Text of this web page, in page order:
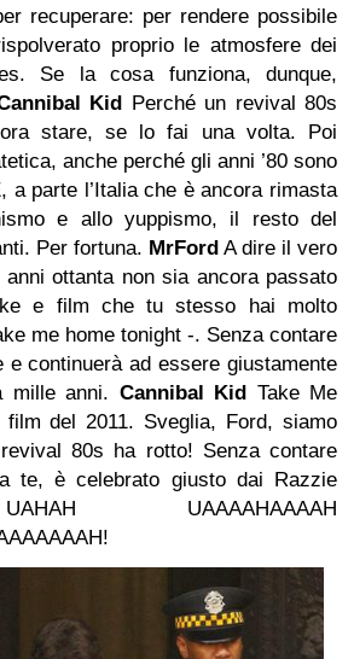
recuperare: per rendere possibile
proprio le atmosfere dei
Se la cosa funziona, dunque,
Kid Perché un revival 80s
stare, se lo fai una volta. Poi
anche perché gli anni ’80 sono
a parte l’Italia che è ancora rimasta
e allo yuppismo, il resto del
Per fortuna. MrFord A dire il vero
ottanta non sia ancora passato
e film che tu stesso hai molto
me home tonight -. Senza contare
continuerà ad essere giustamente
mille anni. Cannibal Kid Take Me
film del 2011. Sveglia, Ford, siamo
80s ha rotto! Senza contare
te, è celebrato giusto dai Razzie
UAAAAHAAAAH